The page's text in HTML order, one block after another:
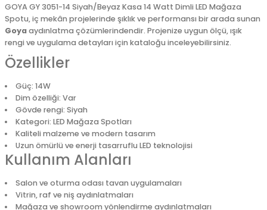
GOYA GY 3051-14 Siyah/Beyaz Kasa 14 Watt Dimli LED Mağaza
Spotu, iç mekân projelerinde şıklık ve performansı bir arada sunan
Goyaaydınlatma çözümlerindendir. Projenize uygun ölçü, ışık
rengi ve uygulama detayları için kataloğu inceleyebilirsiniz.
Özellikler
Güç: 14W
Dim özelliği: Var
Gövde rengi: Siyah
Kategori: LED Mağaza Spotları
Kaliteli malzeme ve modern tasarım
Uzun ömürlü ve enerji tasarruflu LED teknolojisi
Kullanım Alanları
Salon ve oturma odası tavan uygulamaları
Vitrin, raf ve niş aydınlatmaları
Mağaza ve showroom yönlendirme aydınlatmaları